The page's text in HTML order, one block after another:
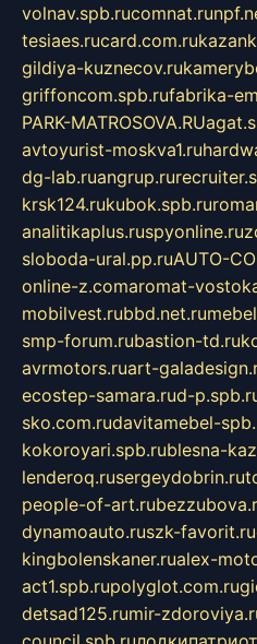
volnav.spb.rucomnat.ru
tesiaes.rucard.com.ru
gildiya-kuznecov.ru
griffoncom.spb.rufabrika-
PARK-MATROSOVA.RU
avtoyurist-moskva1.ru
dg-lab.ruangrup.ru
krsk124.rukubok.spb.ru
analitikaplus.ruspyonline.ru
sloboda-ural.pp.ruAUTO-
online-z.comaromat-
mobilvest.rubbd.net.ru
smp-forum.rubastion-td.ru
avrmotors.ruart-
ecostep-samara.rud-
sko.com.rudavitamebel-
kokoroyari.spb.rublesna-
lenderoq.rusergeydobrin.ru
people-of-art.ru
dynamoauto.ruszk-favorit.ru
kingbolenskaner.rualex-
act1.spb.rupolyglot.com.ru
detsad125.rumir-